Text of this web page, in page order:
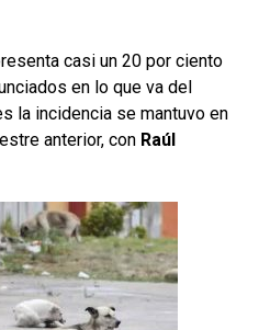
casi un 20 por ciento
en lo que va del
la incidencia se mantuvo en
anterior, con Raúl